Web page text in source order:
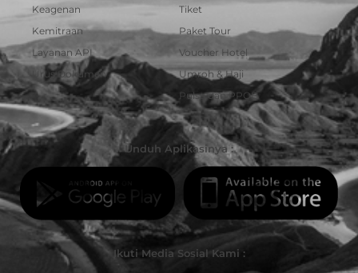
Keagenan
Kemitraan
Layanan API
Urus Dokumen
Tiket
Paket Tour
Voucher Hotel
Umroh & Haji
Pulsa dan PPOB
Unduh Aplikasinya :
Ikuti Media Sosial Kami :